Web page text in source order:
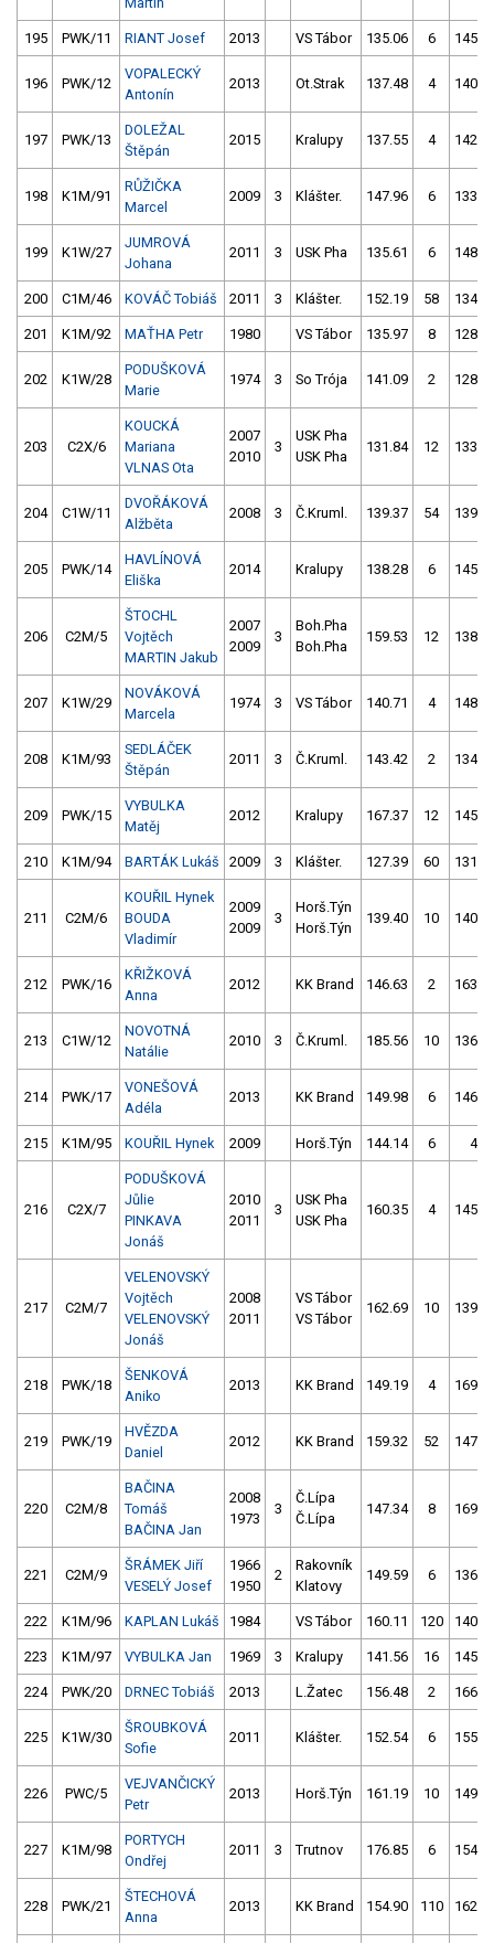
195 PWK/11 RIANT Josef 2013 VS Tábor 135.06 6
196 PWK/12
VOPALECKÝ
Antonín
2013 Ot.Strak 137.48 4
197 PWK/13
DOLEŽAL
Štěpán
2015 Kralupy 137.55 4
198 K1M/91
RŮŽIČKA
Marcel
2009 3 Klášter. 147.96 6
199 K1W/27
JUMROVÁ
Johana
2011 3 USK Pha 135.61 6
200 C1M/46 KOVÁČ Tobiáš 2011 3 Klášter. 152.19 58
201 K1M/92 MAŤHA Petr 1980 VS Tábor 135.97 8
202 K1W/28
PODUŠKOVÁ
Marie
1974 3 So Trója 141.09 2
203 C2X/6
KOUCKÁ
Mariana
VLNAS Ota
2007
2010
3
USK Pha
USK Pha
131.84 12
204 C1W/11
DVOŘÁKOVÁ
Alžběta
2008 3 Č.Kruml. 139.37 54
205 PWK/14
HAVLÍNOVÁ
Eliška
2014 Kralupy 138.28 6
206 C2M/5
ŠTOCHL
Vojtěch
MARTIN Jakub
2007
2009
3
Boh.Pha
Boh.Pha
159.53 12
207 K1W/29
NOVÁKOVÁ
Marcela
1974 3 VS Tábor 140.71 4
208 K1M/93
SEDLÁČEK
Štěpán
2011 3 Č.Kruml. 143.42 2
209 PWK/15
VYBULKA
Matěj
2012 Kralupy 167.37 12
210 K1M/94 BARTÁK Lukáš 2009 3 Klášter. 127.39 60
211 C2M/6
KOUŘIL Hynek
BOUDA
Vladimír
2009
2009
3
Horš.Týn
Horš.Týn
139.40 10
212 PWK/16
KŘIŽKOVÁ
Anna
2012 KK Brand 146.63 2
213 C1W/12
NOVOTNÁ
Natálie
2010 3 Č.Kruml. 185.56 10
214 PWK/17
VONEŠOVÁ
Adéla
2013 KK Brand 149.98 6
215 K1M/95 KOUŘIL Hynek 2009 Horš.Týn 144.14 6
216 C2X/7
PODUŠKOVÁ
Jůlie
PINKAVA
Jonáš
2010
2011
3
USK Pha
USK Pha
160.35 4
217 C2M/7
VELENOVSKÝ
Vojtěch
VELENOVSKÝ
Jonáš
2008
2011
VS Tábor
VS Tábor
162.69 10
218 PWK/18
ŠENKOVÁ
Aniko
2013 KK Brand 149.19 4
219 PWK/19
HVĚZDA
Daniel
2012 KK Brand 159.32 52
220 C2M/8
BAČINA
Tomáš
BAČINA Jan
2008
1973
3
Č.Lípa
Č.Lípa
147.34 8
221 C2M/9
ŠRÁMEK Jiří
VESELÝ Josef
1966
1950
2
Rakovník
Klatovy
149.59 6
222 K1M/96 KAPLAN Lukáš 1984 VS Tábor 160.11 120
223 K1M/97 VYBULKA Jan 1969 3 Kralupy 141.56 16
224 PWK/20 DRNEC Tobiáš 2013 L.Žatec 156.48 2
225 K1W/30
ŠROUBKOVÁ
Sofie
2011 Klášter. 152.54 6
226 PWC/5
VEJVANČICKÝ
Petr
2013 Horš.Týn 161.19 10
227 K1M/98
PORTYCH
Ondřej
2011 3 Trutnov 176.85 6
228 PWK/21
ŠTECHOVÁ
Anna
2013 KK Brand 154.90 110